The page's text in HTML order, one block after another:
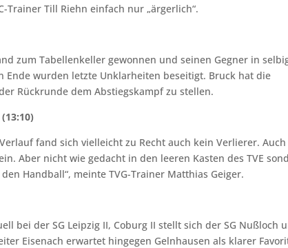
Trainer Till Riehn einfach nur „ärgerlich“.
zum Tabellenkeller gewonnen und seinen Gegner in
Ende wurden letzte Unklarheiten beseitigt. Bruck hat die
Rückrunde dem Abstiegskampf zu stellen.
fand sich vielleicht zu Recht auch kein Verlierer. Auch
Aber nicht wie gedacht in den leeren Kasten des TVE
Handball“, meinte TVG-Trainer Matthias Geiger.
bei der SG Leipzig II, Coburg II stellt sich der SG Nußloch
Eisenach erwartet hingegen Gelnhausen als klarer